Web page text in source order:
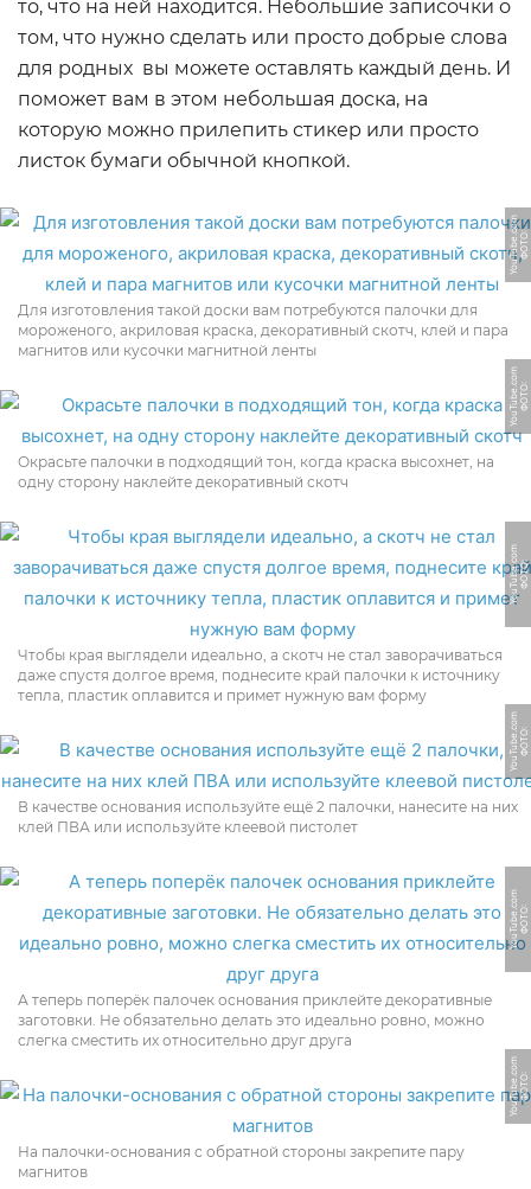
то, что на ней находится. Небольшие записочки о
том, что нужно сделать или просто добрые слова
для родных вы можете оставлять каждый день. И
поможет вам в этом небольшая доска, на
которую можно прилепить стикер или просто
листок бумаги обычной кнопкой.
Ф
О
Т
О:
Y
o
u
T
u
b
e.
c
o
m
Для изготовления такой доски вам потребуются палочки для
мороженого, акриловая краска, декоративный скотч, клей и пара
магнитов или кусочки магнитной ленты
Ф
О
Т
О:
Y
o
u
T
u
b
e.
c
o
m
Окрасьте палочки в подходящий тон, когда краска высохнет, на
одну сторону наклейте декоративный скотч
Ф
О
Т
О:
Y
o
u
T
u
b
e.
c
o
m
Чтобы края выглядели идеально, а скотч не стал заворачиваться
даже спустя долгое время, поднесите край палочки к источнику
тепла, пластик оплавится и примет нужную вам форму
Ф
О
Т
О:
Y
o
u
T
u
b
e.
c
o
m
В качестве основания используйте ещё 2 палочки, нанесите на них
клей ПВА или используйте клеевой пистолет
Ф
О
Т
О:
Y
o
u
T
u
b
e.
c
o
m
А теперь поперёк палочек основания приклейте декоративные
заготовки. Не обязательно делать это идеально ровно, можно
слегка сместить их относительно друг друга
Ф
О
Т
О:
Y
o
u
T
u
b
e.
c
o
m
На палочки-основания с обратной стороны закрепите пару
магнитов